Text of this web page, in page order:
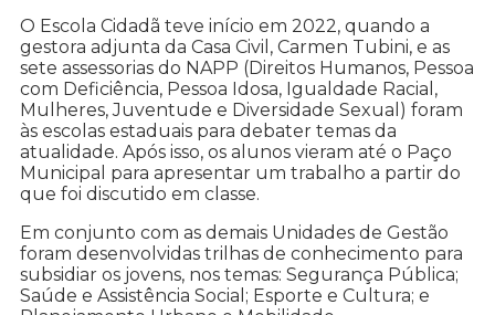
O Escola Cidadã teve início em 2022, quando a
gestora adjunta da Casa Civil, Carmen Tubini, e as
sete assessorias do NAPP (Direitos Humanos, Pessoa
com Deficiência, Pessoa Idosa, Igualdade Racial,
Mulheres, Juventude e Diversidade Sexual) foram
às escolas estaduais para debater temas da
atualidade. Após isso, os alunos vieram até o Paço
Municipal para apresentar um trabalho a partir do
que foi discutido em classe.
Em conjunto com as demais Unidades de Gestão
foram desenvolvidas trilhas de conhecimento para
subsidiar os jovens, nos temas: Segurança Pública;
Saúde e Assistência Social; Esporte e Cultura; e